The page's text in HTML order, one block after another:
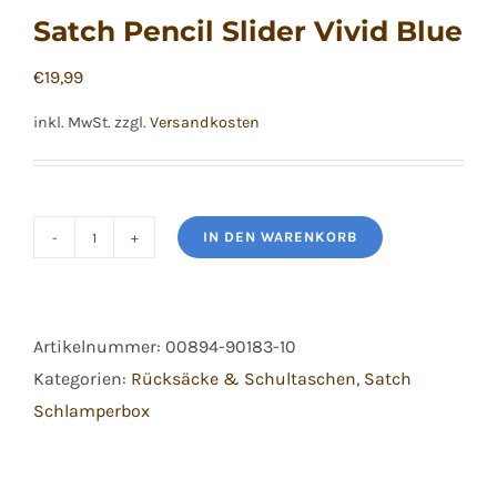
Satch Pencil Slider Vivid Blue
€19,99
inkl. MwSt. zzgl. Versandkosten
Vivid
Blue
Menge
IN DEN WARENKORB
Artikelnummer: 00894-90183-10
Kategorien: Rücksäcke & Schultaschen, Satch
Schlamperbox